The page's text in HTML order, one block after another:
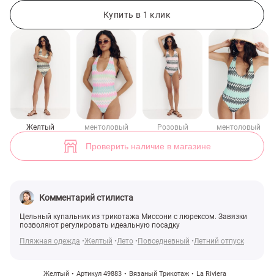
Купить в 1 клик
Желтый ментоловый Розовый ментоловый
Проверить наличие в магазине
Комментарий стилиста
Цельный купальник из трикотажа Миссони с люрексом. Завязки
позволяют регулировать идеальную посадку
Пляжная одежда Желтый Лето Повседневный Летний отпуск
Желтый Артикул 49883 Вязаный Трикотаж La Riviera
Желтый трикотажный цельный купальник с люрексом (арт. 49883)